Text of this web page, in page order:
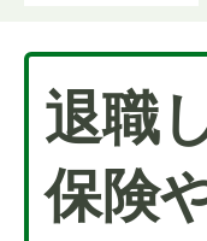
退職
保険